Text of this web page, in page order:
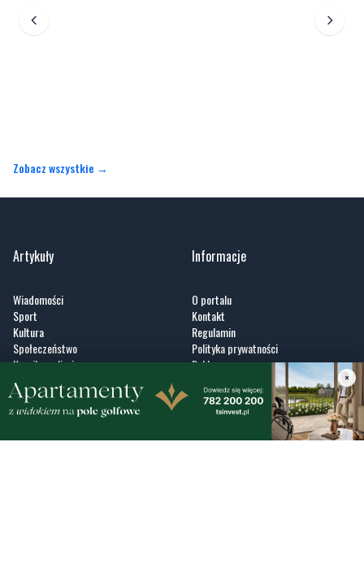
Zobacz wszystkie →
Artykuły
Wiadomości
Sport
Kultura
Społeczeństwo
Kronika policyjna
Informacje
O portalu
Kontakt
Regulamin
Polityka prywatności
Reklama
Zobacz
Fotogalerie
×